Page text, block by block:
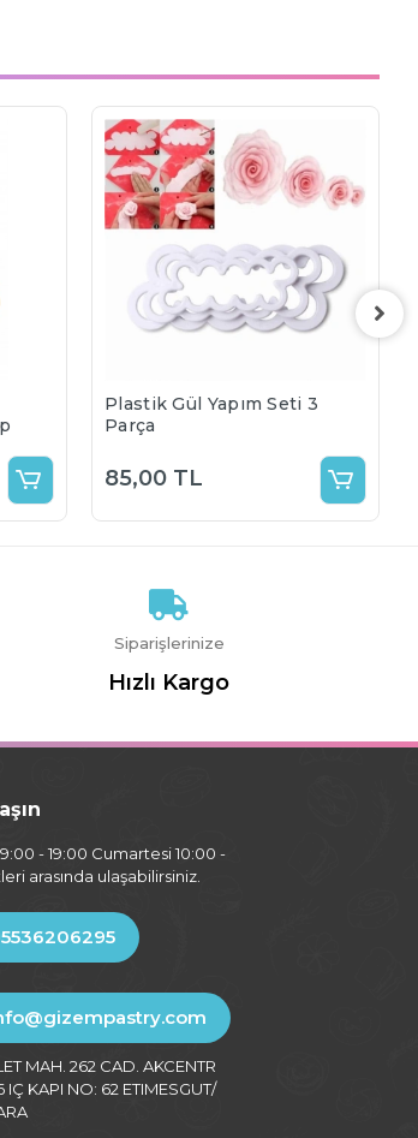
Plastik Gül Yapım Seti 3
Parça
85,00 TL
Siparişlerinize
Hızlı Kargo
- 19:00 Cumartesi 10:00 -
arasında ulaşabilirsiniz.
MAH. 262 CAD. AKCENTR
IÇ KAPI NO: 62 ETIMESGUT/